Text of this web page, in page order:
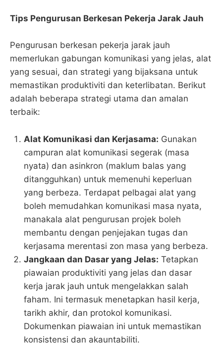
Tips Pengurusan Berkesan Pekerja Jarak Jauh
Pengurusan berkesan pekerja jarak jauh
memerlukan gabungan komunikasi yang jelas, alat
yang sesuai, dan strategi yang bijaksana untuk
memastikan produktiviti dan keterlibatan. Berikut
adalah beberapa strategi utama dan amalan
terbaik:
Alat Komunikasi dan Kerjasama: Gunakan
campuran alat komunikasi segerak (masa
nyata) dan asinkron (maklum balas yang
ditangguhkan) untuk memenuhi keperluan
yang berbeza. Terdapat pelbagai alat yang
boleh memudahkan komunikasi masa nyata,
manakala alat pengurusan projek boleh
membantu dengan penjejakan tugas dan
kerjasama merentasi zon masa yang berbeza​​.
Jangkaan dan Dasar yang Jelas: Tetapkan
piawaian produktiviti yang jelas dan dasar
kerja jarak jauh untuk mengelakkan salah
faham. Ini termasuk menetapkan hasil kerja,
tarikh akhir, dan protokol komunikasi.
Dokumenkan piawaian ini untuk memastikan
konsistensi dan akauntabiliti.